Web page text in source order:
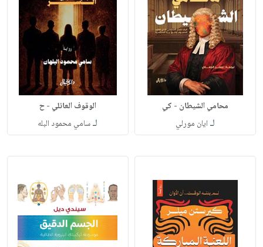
محامي الشيطان - كي
لـ ايان مورلي
الوقوف العائلي - ح
لـسامي محمود البله